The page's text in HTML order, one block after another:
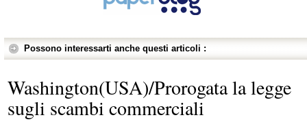
Possono interessarti anche questi articoli :
Washington(USA)/Prorogata la legge
sugli scambi commerciali